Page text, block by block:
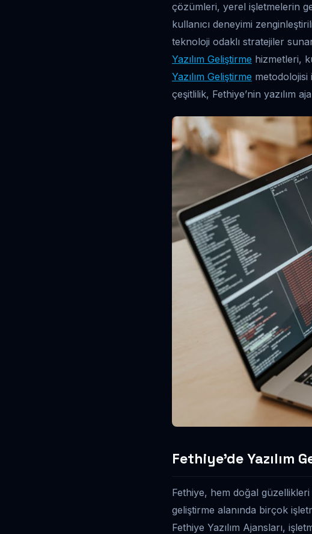
çözümleri, yerel işletmelerin
kullanıcı deneyimi
teknoloji odaklı stratejiler
Yazılım Geliştirme hizmetleri,
Yazılım Geliştirme metodolojisi
çeşitlilik, Fethiye’nin yazılım
Fethiye’de Yazılım
Fethiye, hem doğal güzellikleri
geliştirme alanında birçok
Fethiye Yazılım Ajansları,